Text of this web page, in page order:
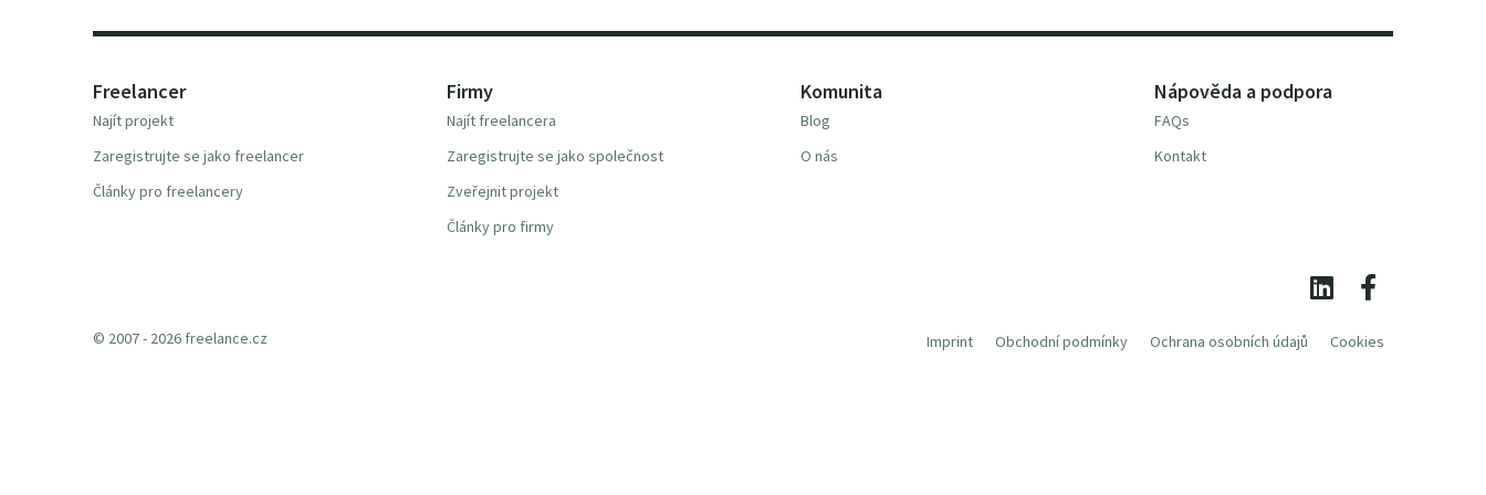
Freelancer
Najít projekt
Zaregistrujte se jako freelancer
Články pro freelancery
Firmy
Najít freelancera
Zaregistrujte se jako společnost
Zveřejnit projekt
Články pro firmy
Komunita
Blog
O nás
Nápověda a podpora
FAQs
Kontakt
Imprint Obchodní podmínky Ochrana osobních údajů Cookies
© 2007 - 2026 freelance.cz